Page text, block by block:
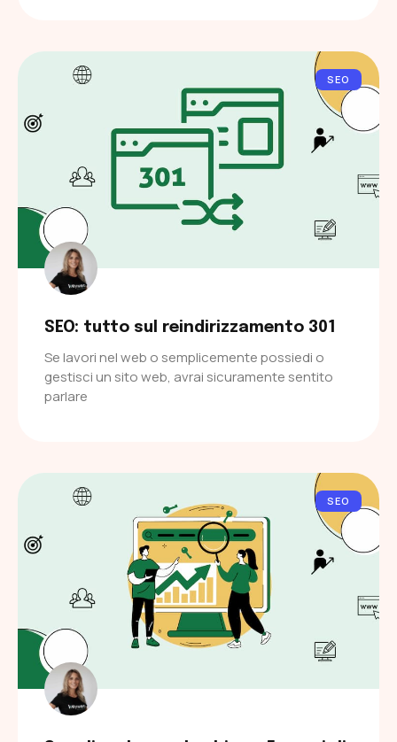
SEO
SEO: tutto sul reindirizzamento 301
Se lavori nel web o semplicemente possiedi o
gestisci un sito web, avrai sicuramente sentito
parlare
SEO